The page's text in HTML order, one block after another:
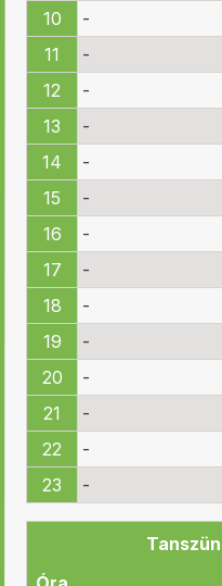
10
-
11
-
12
-
13
-
14
-
15
-
16
-
17
-
18
-
19
-
20
-
21
-
22
-
23
-